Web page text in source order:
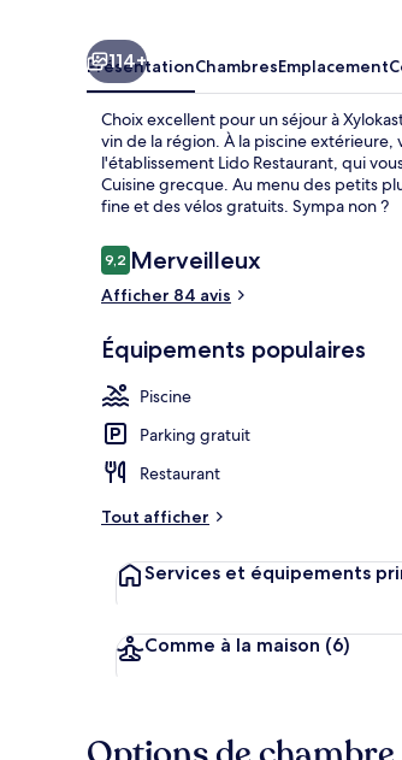
114+
PrésentationChambresEmplacement
Choix excellent pour un séjour à
vin de la région. À la piscine extérieure,
l'établissement Lido Restaurant, qui
Cuisine grecque. Au menu des petits
fine et des vélos gratuits. Sympa non ?
Avis
voyageurs
9,29,2 sur 10
Merveilleux
Afficher 84 avis
Équipements populaires
Piscine
Parking gratuit
Restaurant
Tout afficher
Services et équipements
Comme à la maison (6)